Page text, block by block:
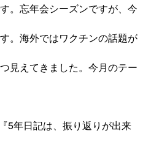
。忘年会シーズンですが、今
。海外ではワクチンの話題が
見えてきました。今月のテー
5年日記は、振り返りが出来